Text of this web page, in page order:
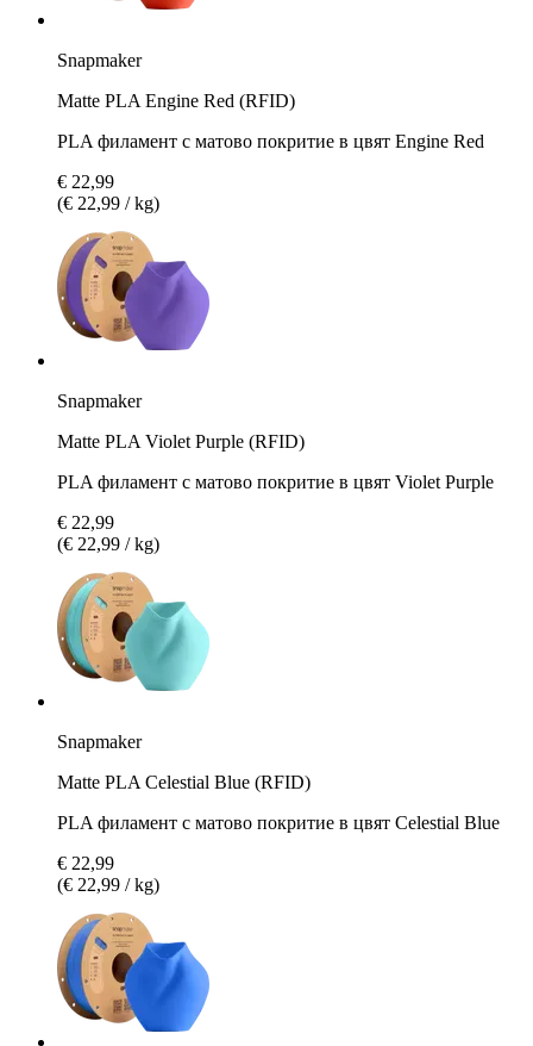
Snapmaker
Matte PLA Engine Red (RFID)
PLA филамент с матово покритие в цвят Engine Red
€ 22,99
(€ 22,99 / kg)
Snapmaker
Matte PLA Violet Purple (RFID)
PLA филамент с матово покритие в цвят Violet Purple
€ 22,99
(€ 22,99 / kg)
Snapmaker
Matte PLA Celestial Blue (RFID)
PLA филамент с матово покритие в цвят Celestial Blue
€ 22,99
(€ 22,99 / kg)